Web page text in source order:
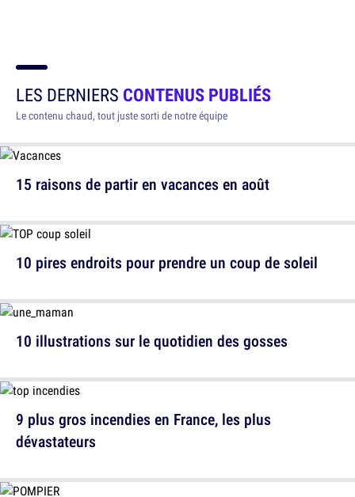
LES DERNIERS CONTENUS PUBLIÉS
Le contenu chaud, tout juste sorti de notre équipe
15 raisons de partir en vacances en août
10 illustrations sur le quotidien des gosses
10 pires endroits pour prendre un coup de soleil
9 plus gros incendies en France, les plus
dévastateurs